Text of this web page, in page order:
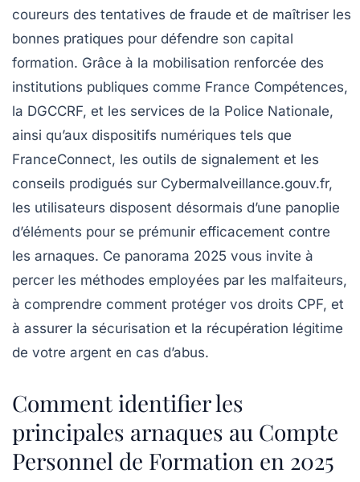
coureurs des tentatives de fraude et de maîtriser les
bonnes pratiques pour défendre son capital
formation. Grâce à la mobilisation renforcée des
institutions publiques comme France Compétences,
la DGCCRF, et les services de la Police Nationale,
ainsi qu’aux dispositifs numériques tels que
FranceConnect, les outils de signalement et les
conseils prodigués sur Cybermalveillance.gouv.fr,
les utilisateurs disposent désormais d’une panoplie
d’éléments pour se prémunir efficacement contre
les arnaques. Ce panorama 2025 vous invite à
percer les méthodes employées par les malfaiteurs,
à comprendre comment protéger vos droits CPF, et
à assurer la sécurisation et la récupération légitime
de votre argent en cas d’abus.
Comment identifier les
principales arnaques au Compte
Personnel de Formation en 2025